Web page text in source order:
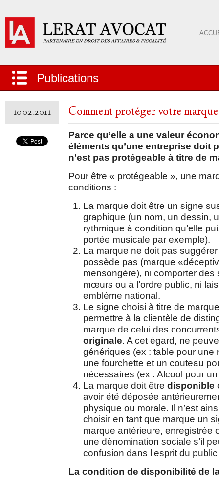
Publications
10.02.2011 Comment protéger votre marque
Parce qu’elle a une valeur
éléments qu’une entreprise doit
n’est pas protégeable à titre de
Pour être « protégeable », une
conditions :
La marque doit être un signe
graphique (un nom, un dessin,
rythmique à condition qu’elle
portée musicale par exemple).
La marque ne doit pas
possède pas (marque
mensongère), ni comporter
mœurs ou à l’ordre public, ni
emblème national.
Le signe choisi à titre de
permettre à la clientèle de
marque de celui des
originale. A cet égard, ne
génériques (ex : table pour une
une fourchette et un couteau
nécessaires (ex : Alcool pour
La marque doit êtredisponible
avoir été déposée
physique ou morale. Il n’est
choisir en tant que marque un
marque antérieure, enregistrée
une dénomination sociale s’il
confusion dans l’esprit du
La condition de disponibilité de